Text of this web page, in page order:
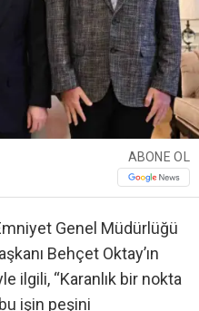
ABONE OL
Genel Müdürlüğü
Behçet Oktay’ın
ilgili, “Karanlık bir nokta
işin peşini